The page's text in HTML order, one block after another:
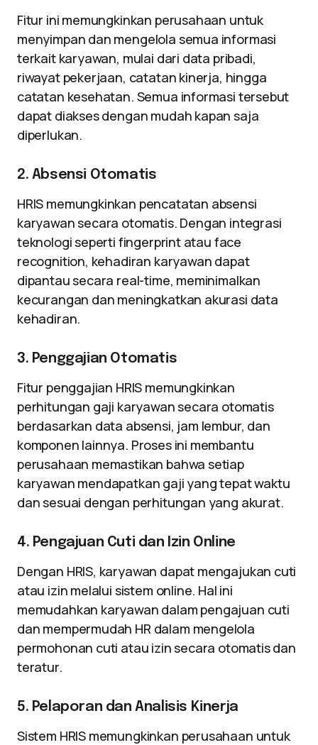
Fitur ini memungkinkan perusahaan untuk
menyimpan dan mengelola semua informasi
terkait karyawan, mulai dari data pribadi,
riwayat pekerjaan, catatan kinerja, hingga
catatan kesehatan. Semua informasi tersebut
dapat diakses dengan mudah kapan saja
diperlukan.
2. Absensi Otomatis
HRIS memungkinkan pencatatan absensi
karyawan secara otomatis. Dengan integrasi
teknologi seperti fingerprint atau face
recognition, kehadiran karyawan dapat
dipantau secara real-time, meminimalkan
kecurangan dan meningkatkan akurasi data
kehadiran.
3. Penggajian Otomatis
Fitur penggajian HRIS memungkinkan
perhitungan gaji karyawan secara otomatis
berdasarkan data absensi, jam lembur, dan
komponen lainnya. Proses ini membantu
perusahaan memastikan bahwa setiap
karyawan mendapatkan gaji yang tepat waktu
dan sesuai dengan perhitungan yang akurat.
4. Pengajuan Cuti dan Izin Online
Dengan HRIS, karyawan dapat mengajukan cuti
atau izin melalui sistem online. Hal ini
memudahkan karyawan dalam pengajuan cuti
dan mempermudah HR dalam mengelola
permohonan cuti atau izin secara otomatis dan
teratur.
5. Pelaporan dan Analisis Kinerja
Sistem HRIS memungkinkan perusahaan untuk